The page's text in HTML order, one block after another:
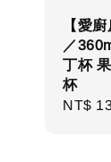
【愛
／
丁杯
杯
NT$